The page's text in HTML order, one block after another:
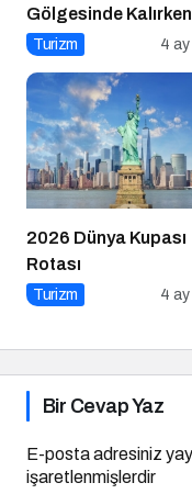
Gölgesinde Kalırken
Rotalar Belirlendi
Turizm 4
2026 Dünya Kupası
Rotası
Turizm 4
Bir Cevap Yaz
E-posta adresiniz
işaretlenmişlerdir